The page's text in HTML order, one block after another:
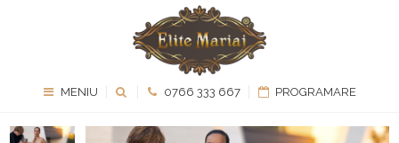
MENIU 0766 333 667 PROGRAMARE